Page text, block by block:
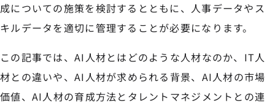
成についての施策を検討するとともに、人事データやス
キルデータを適切に管理することが必要になります。
この記事では、AI人材とはどのような人材なのか、IT人
材との違いや、AI人材が求められる背景、AI人材の市場
価値、AI人材の育成方法とタレントマネジメントとの連